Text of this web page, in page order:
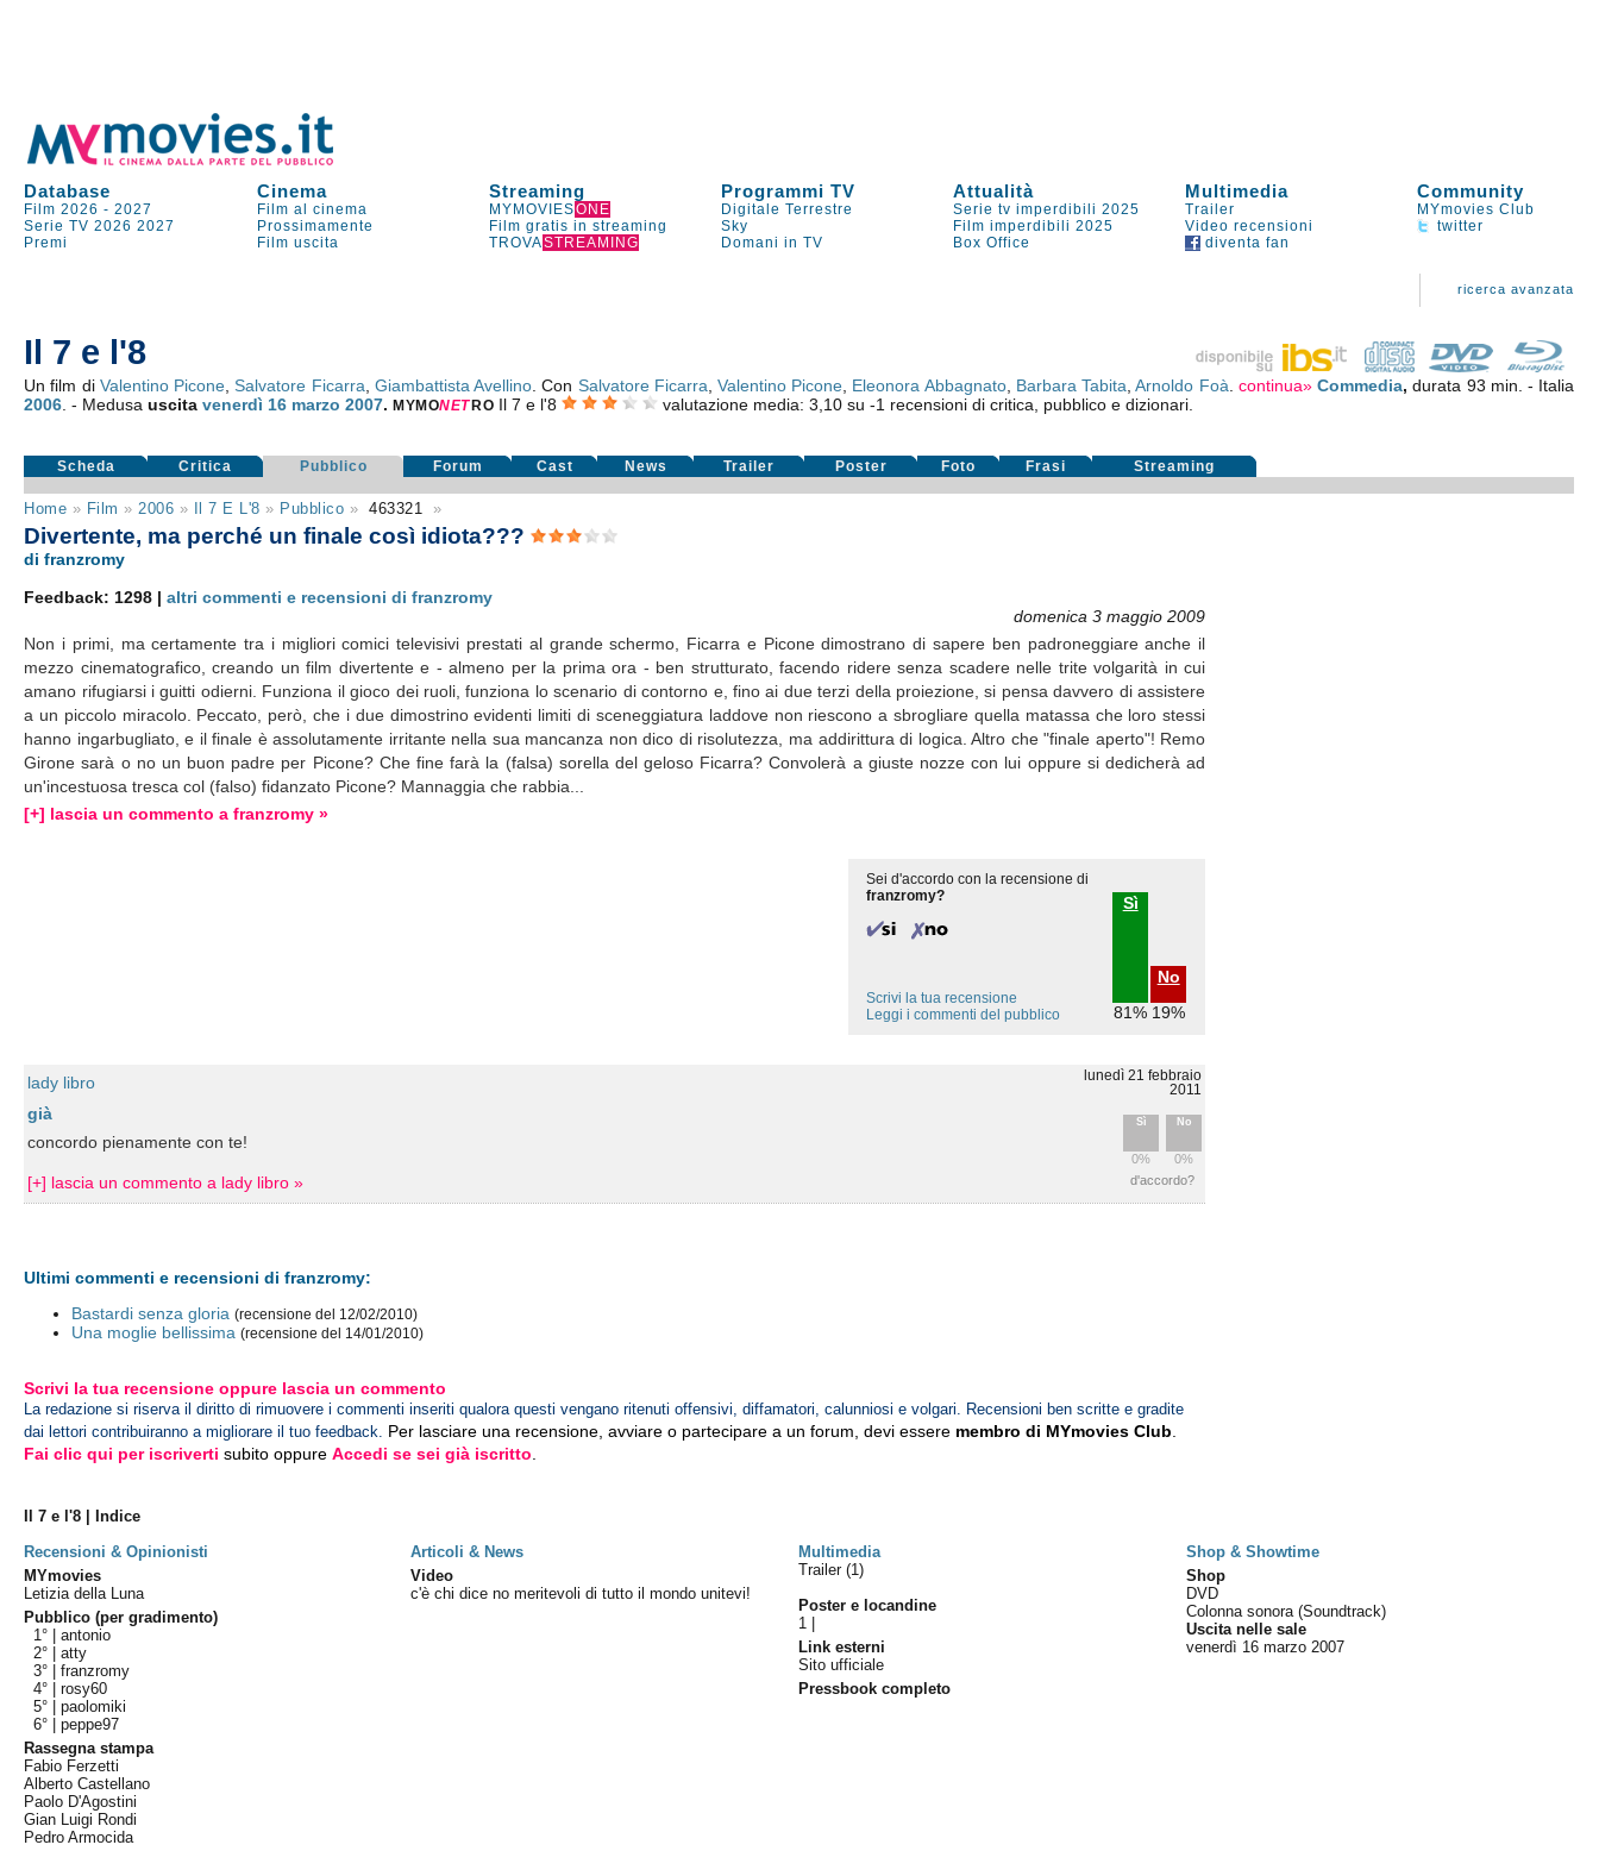
Database Cinema Streaming Programmi TV Attualità Multimedia Community
Film 2026 -2027 Film al cinema MYMOVIESONE Digitale Terrestre Serie tv imperdibili 2025 Trailer
MYmovies Club
Serie TV 2026 2027 Prossimamente Film gratis in streaming Sky Film imperdibili 2025 Video recensioni
twitter
Premi
Film uscita TROVASTREAMING Domani in TV Box Office diventa fan
ricerca avanzata
Il 7 e l'8
Un film di Valentino Picone ,Salvatore Ficarra Giambattista Avellino . Con Salvatore Ficarra Valentino Picone Eleonora Abbagnato, Barbara Tabita ,Arnoldo Foà continua» Commedia,durata 93 min. - Italia
2006 . - Medusauscitavenerdì 16 marzo 2007.MYMONET RO Il 7 e l'8 valutazione media: 3,10 su -1 recensioni di critica, pubblico e dizionari.
Scheda Critica Pubblico Forum Cast News Trailer Poster Foto Frasi Streaming
Home » Film » 2006 » Il 7 E L'8 » Pubblico » 463321 »
Divertente, ma perché un finale così idiota???
di franzromy
Feedback: 1298 |altri commenti e recensioni di franzromy
domenica 3 maggio 2009
Non i primi, ma certamente tra i migliori comici televisivi prestati al grande schermo, Ficarra e Picone dimostrano di sapere ben padroneggiare anche il
mezzo cinematografico, creando un film divertente e - almeno per la prima ora - ben strutturato, facendo ridere senza scadere nelle trite volgarità in cui
amano rifugiarsi i guitti odierni. Funziona il gioco dei ruoli, funziona lo scenario di contorno e, fino ai due terzi della proiezione, si pensa davvero di assistere
a un piccolo miracolo. Peccato, però, che i due dimostrino evidenti limiti di sceneggiatura laddove non riescono a sbrogliare quella matassa che loro stessi
hanno ingarbugliato, e il finale è assolutamente irritante nella sua mancanza non dico di risolutezza, ma addirittura di logica. Altro che "finale aperto"! Remo
Girone sarà o no un buon padre per Picone? Che fine farà la (falsa) sorella del geloso Ficarra? Convolerà a giuste nozze con lui oppure si dedicherà ad
un'incestuosa tresca col (falso) fidanzato Picone? Mannaggia che rabbia...
[+] lascia un commento a franzromy »
Sei d'accordo con la recensione di
franzromy?
Sì
81%
No
19%
Scrivi la tua recensione
Leggi i commenti del pubblico
lady libro
lunedì 21 febbraio
2011
già Sì
0%
No
0%
concordo pienamente con te!
[+] lascia un commento a lady libro » d'accordo?
Ultimi commenti e recensioni di franzromy:
Bastardi senza gloria (recensione del 12/02/2010)
Una moglie bellissima (recensione del 14/01/2010)
Scrivi la tua recensione oppure lascia un commento
La redazione si riserva il diritto di rimuovere i commenti inseriti qualora questi vengano ritenuti offensivi, diffamatori, calunniosi e volgari. Recensioni ben scritte e gradite
dai lettori contribuiranno a migliorare il tuo feedback. Per lasciare una recensione, avviare o partecipare a un forum, devi essere membro di MYmovies Club
Fai clic qui per iscriverti subito oppureAccedi se sei già iscritto
Il 7 e l'8 | Indice
Recensioni & Opinionisti
Articoli & News Multimedia
Shop & Showtime
MYmovies
Letizia della Luna
Pubblico (per gradimento)
1° |antonio
2° |atty
3° |franzromy
4° |rosy60
5° |paolomiki
6° |peppe97
Rassegna stampa
Fabio Ferzetti
Alberto Castellano
Paolo D'Agostini
Gian Luigi Rondi
Pedro Armocida
Video
c'è chi dice no meritevoli di tutto il mondo unitevi!
Trailer (1)
Poster e locandine
1
Link esterni
Sito ufficiale
Pressbook completo
Shop
DVD
Colonna sonora (Soundtrack)
Uscita nelle sale
venerdì 16 marzo 2007